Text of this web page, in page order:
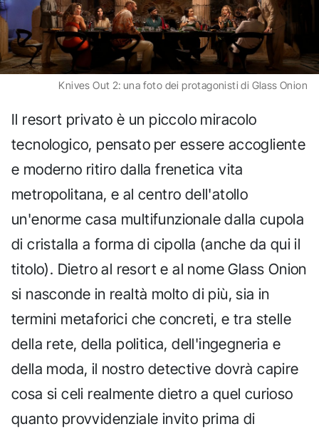
Knives Out 2: una foto dei protagonisti di Glass Onion
Il resort privato è un piccolo miracolo
tecnologico, pensato per essere accogliente
e moderno ritiro dalla frenetica vita
metropolitana, e al centro dell'atollo
un'enorme casa multifunzionale dalla cupola
di cristalla a forma di cipolla (anche da qui il
titolo). Dietro al resort e al nome Glass Onion
si nasconde in realtà molto di più, sia in
termini metaforici che concreti, e tra stelle
della rete, della politica, dell'ingegneria e
della moda, il nostro detective dovrà capire
cosa si celi realmente dietro a quel curioso
quanto provvidenziale invito prima di